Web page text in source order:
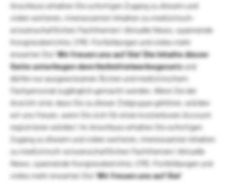
Anschluss erhalten Sie sofortigen Zugang zu diesem und
vielen weiteren, interessanten Inhalten zu medizinisch-
wissenschaftlichen Fachthemen! Aktuelle News, spannende
Kongressberichte, CME-Fortbildungen und vieles mehr
erwarten Sie!Wir freuen uns auf Sie!Die Inhalte dieser
Seite unterliegen dem Heilmittelwerbegesetzund
dürfen nur ausgewiesenen Ärzten und medizinischem
Fachpersonal zugänglich gemacht werden. Wenn Sie der
Ansicht sind, dass Sie zu dieser Zielgruppe gehören, würden
wir uns freuen, wenn Sie sich für einen kostenlosen Account
registrieren würden! Im Anschluss erhalten Sie sofortigen
Zugang zu diesem und vielen weiteren, interessanten Inhalten
zu medizinisch-wissenschaftlichen Fachthemen! Aktuelle
News, spannende Kongressberichte, CME-Fortbildungen und
vieles mehr erwarten Sie!Wir freuen uns auf Sie!